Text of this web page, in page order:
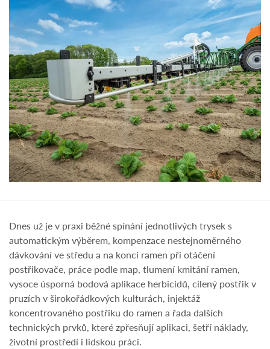
Dnes už je v praxi běžné spínání jednotlivých trysek s
automatickým výběrem, kompenzace nestejnoměrného
dávkování ve středu a na konci ramen při otáčení
postřikovače, práce podle map, tlumení kmitání ramen,
vysoce úsporná bodová aplikace herbicidů, cílený postřik v
pruzích v širokořádkových kulturách, injektáž
koncentrovaného postřiku do ramen a řada dalších
technických prvků, které zpřesňují aplikaci, šetří náklady,
životní prostředí i lidskou práci.